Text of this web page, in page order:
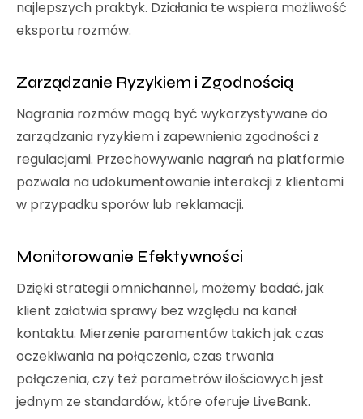
najlepszych praktyk. Działania te wspiera możliwość
eksportu rozmów.
Zarządzanie Ryzykiem i Zgodnością
Nagrania rozmów mogą być wykorzystywane do
zarządzania ryzykiem i zapewnienia zgodności z
regulacjami. Przechowywanie nagrań na platformie
pozwala na udokumentowanie interakcji z klientami
w przypadku sporów lub reklamacji.
Monitorowanie Efektywności
Dzięki strategii omnichannel, możemy badać, jak
klient załatwia sprawy bez względu na kanał
kontaktu. Mierzenie paramentów takich jak czas
oczekiwania na połączenia, czas trwania
połączenia, czy też parametrów ilościowych jest
jednym ze standardów, które oferuje LiveBank.